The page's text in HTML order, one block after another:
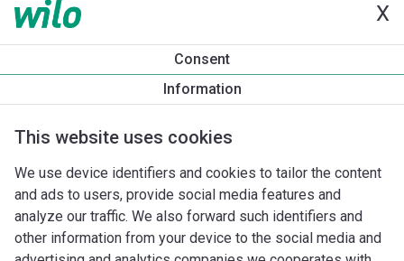
X
Consent
Information
This website uses cookies
We use device identifiers and cookies to tailor the content
and ads to users, provide social media features and
analyze our traffic. We also forward such identifiers and
other information from your device to the social media and
Productinformatie
Stratos MAXO 80/0,5-6 PN10